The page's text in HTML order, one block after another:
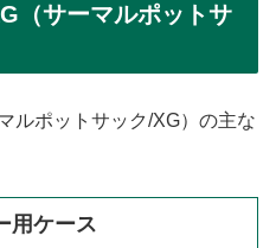
（サーマルポットサ
ルポットサック/XG）の主な
用ケース